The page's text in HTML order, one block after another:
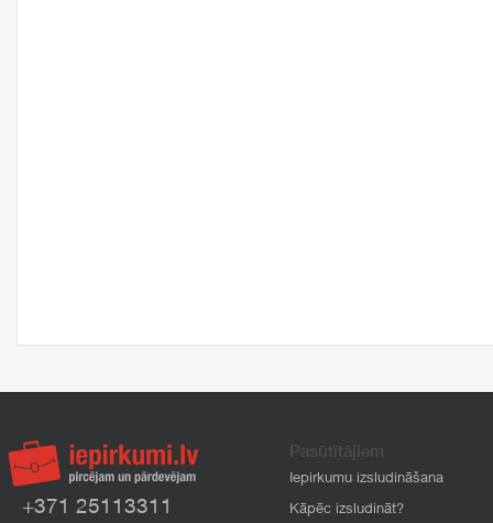
+371 25113311
Pasūtītājiem
Iepirkumu izsludināšana
Kāpēc izsludināt?